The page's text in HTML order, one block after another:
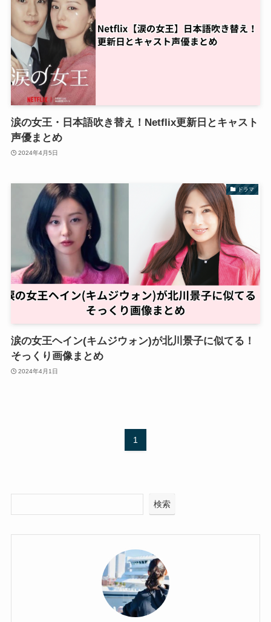
涙の女王・日本語吹き替え！Netflix更新日とキャスト
声優まとめ
2024年4月5日
ドラマ
涙の女王ヘイン(キムジウォン)が北川景子に似てる！
そっくり画像まとめ
2024年4月1日
1
検索